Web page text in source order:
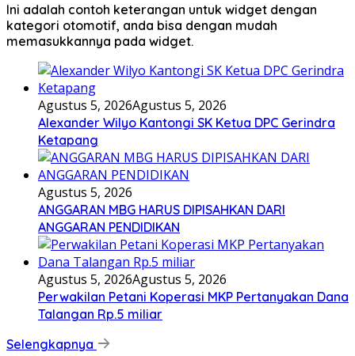
Ini adalah contoh keterangan untuk widget dengan
kategori otomotif, anda bisa dengan mudah
memasukkannya pada widget.
Agustus 5, 2026Agustus 5, 2026
Alexander Wilyo Kantongi SK Ketua DPC Gerindra
Ketapang
Agustus 5, 2026
ANGGARAN MBG HARUS DIPISAHKAN DARI
ANGGARAN PENDIDIKAN
Agustus 5, 2026Agustus 5, 2026
Perwakilan Petani Koperasi MKP Pertanyakan Dana
Talangan Rp.5 miliar
Selengkapnya